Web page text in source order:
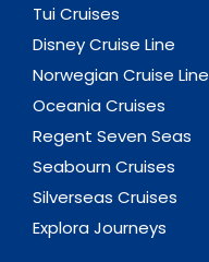
Tui Cruises
Disney Cruise Line
Norwegian Cruise Line
Oceania Cruises
Regent Seven Seas
Seabourn Cruises
Silverseas Cruises
Explora Journeys